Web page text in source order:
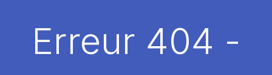
Erreur 404 -